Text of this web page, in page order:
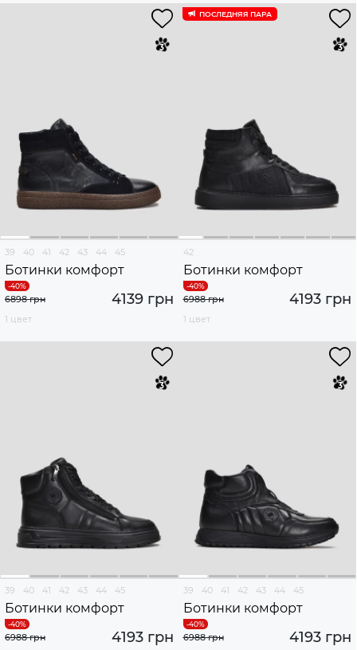
39 40 41 42 43 44 45
Ботинки комфорт
4139 грн
6898 грн
1 цвет
ПОСЛЕДНЯЯ ПАРА
42
Ботинки комфорт
4193 грн
6988 грн
1 цвет
39 40 41 42 43 44 45
Ботинки комфорт
4193 грн
6988 грн
39 40 41 42 43 44 45
Ботинки комфорт
4193 грн
6988 грн